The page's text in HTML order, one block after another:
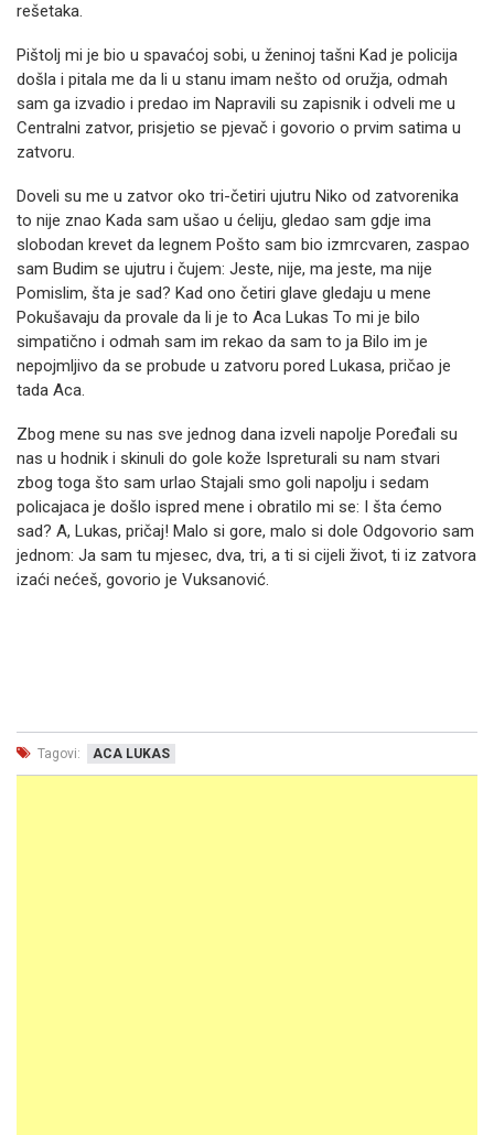
rešetaka.
Pištolj mi je bio u spavaćoj sobi, u ženinoj tašni Kad je policija
došla i pitala me da li u stanu imam nešto od oružja, odmah
sam ga izvadio i predao im Napravili su zapisnik i odveli me u
Centralni zatvor, prisjetio se pjevač i govorio o prvim satima u
zatvoru.
Doveli su me u zatvor oko tri-četiri ujutru Niko od zatvorenika
to nije znao Kada sam ušao u ćeliju, gledao sam gdje ima
slobodan krevet da legnem Pošto sam bio izmrcvaren, zaspao
sam Budim se ujutru i čujem: Jeste, nije, ma jeste, ma nije
Pomislim, šta je sad? Kad ono četiri glave gledaju u mene
Pokušavaju da provale da li je to Aca Lukas To mi je bilo
simpatično i odmah sam im rekao da sam to ja Bilo im je
nepojmljivo da se probude u zatvoru pored Lukasa, pričao je
tada Aca.
Zbog mene su nas sve jednog dana izveli napolje Poređali su
nas u hodnik i skinuli do gole kože Ispreturali su nam stvari
zbog toga što sam urlao Stajali smo goli napolju i sedam
policajaca je došlo ispred mene i obratilo mi se: I šta ćemo
sad? A, Lukas, pričaj! Malo si gore, malo si dole Odgovorio sam
jednom: Ja sam tu mjesec, dva, tri, a ti si cijeli život, ti iz zatvora
izaći nećeš, govorio je Vuksanović.
Tagovi: ACA LUKAS